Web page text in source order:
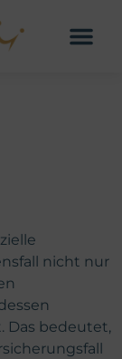
nicht nur
Das bedeutet,